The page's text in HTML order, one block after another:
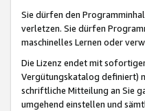
Sie dürfen den
verletzen. Sie dürfen
maschinelles Lernen oder
Die Lizenz endet mit
Vergütungskatalog definiert)
schriftliche Mitteilung an Sie
umgehend einstellen und